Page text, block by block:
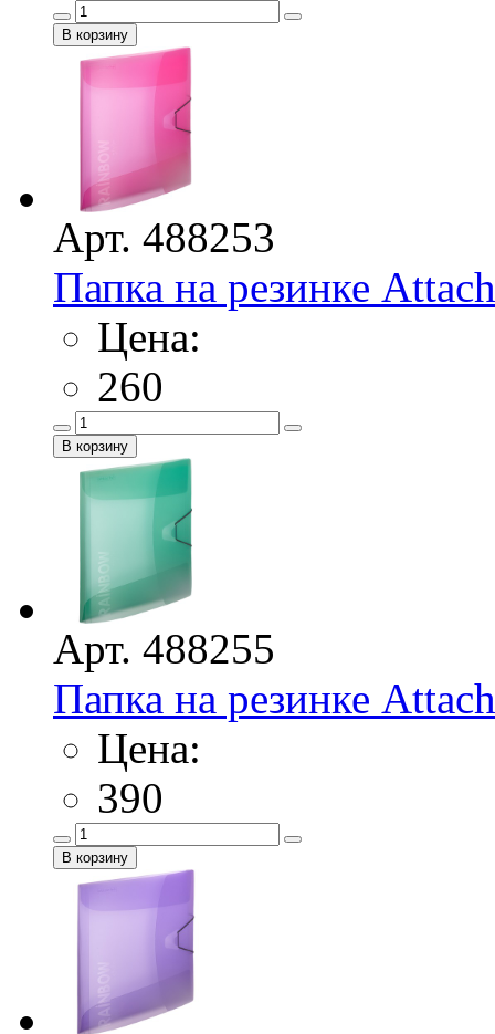
Арт. 488253
Папка на резинке
Цена:
260
Арт. 488255
Папка на резинке
Цена:
390